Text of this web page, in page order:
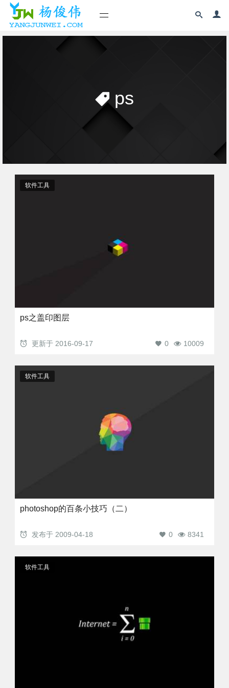
ps
软件工具
ps之盖印图层
更新于 2016-09-17 10009
0
软件工具
photoshop的百条小技巧（二）
发布于 2009-04-18 8341
0
软件工具